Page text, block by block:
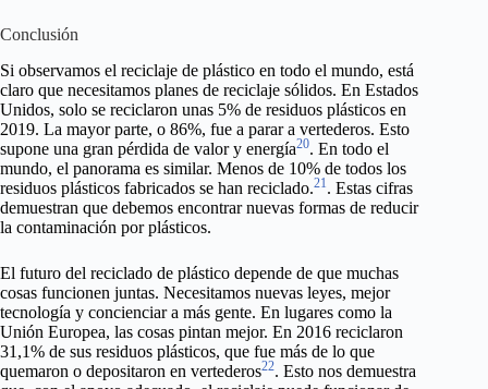
Conclusión
Si observamos el reciclaje de plástico en todo el mundo, está
claro que necesitamos planes de reciclaje sólidos. En Estados
Unidos, solo se reciclaron unas 5% de residuos plásticos en
2019. La mayor parte, o 86%, fue a parar a vertederos. Esto
supone una gran pérdida de valor y energía20. En todo el
mundo, el panorama es similar. Menos de 10% de todos los
residuos plásticos fabricados se han reciclado.21. Estas cifras
demuestran que debemos encontrar nuevas formas de reducir
la contaminación por plásticos.
El futuro del reciclado de plástico depende de que muchas
cosas funcionen juntas. Necesitamos nuevas leyes, mejor
tecnología y concienciar a más gente. En lugares como la
Unión Europea, las cosas pintan mejor. En 2016 reciclaron
31,1% de sus residuos plásticos, que fue más de lo que
quemaron o depositaron en vertederos22. Esto nos demuestra